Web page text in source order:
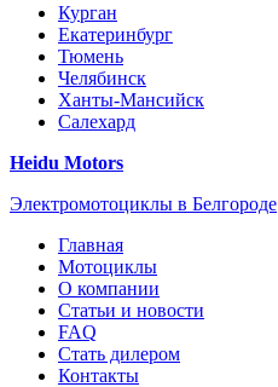
Курган
Екатеринбург
Тюмень
Челябинск
Ханты-Мансийск
Салехард
Heidu Motors
Электромотоциклы в Белгороде
Главная
Мотоциклы
О компании
Статьи и новости
FAQ
Стать дилером
Контакты